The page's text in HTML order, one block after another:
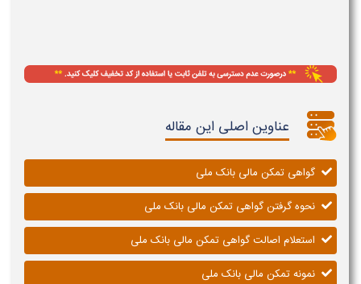
عناوین اصلی این مقاله
گواهی تمکن مالی بانک ملی
نحوه گرفتن گواهی تمکن مالی بانک ملی
استعلام اصالت گواهی تمکن مالی بانک ملی
نمونه تمکن مالی بانک ملی